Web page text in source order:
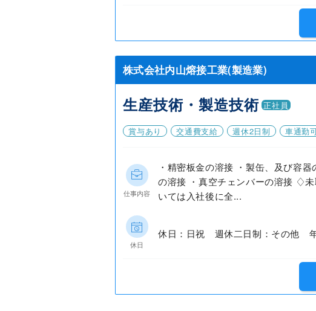
株式会社内山熔接工業(製造業)
生産技術・製造技術 正社員
賞与あり 交通費支給 週休2日制 車通勤
仕事内容
・精密板金の溶接 ・製缶、及び容
の溶接 ・真空チェンバーの溶接 ♢
いては入社後に全...
休日
休日：日祝 週休二日制：その他